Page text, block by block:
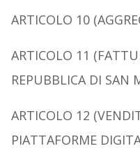
ARTICOLO 10 (A
ARTICOLO 11 (F
REPUBBLICA DI SAN
ARTICOLO 12 (V
PIATTAFORME